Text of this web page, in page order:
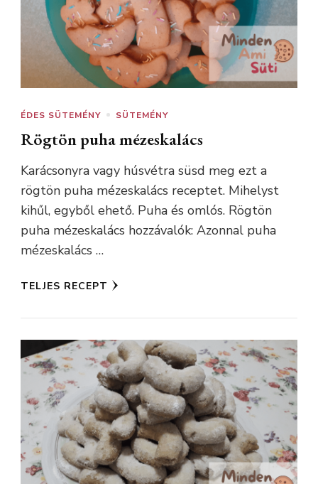
ÉDES SÜTEMÉNY SÜTEMÉNY
Rögtön puha mézeskalács
Karácsonyra vagy húsvétra süsd meg ezt a
rögtön puha mézeskalács receptet. Mihelyst
kihűl, egyből ehető. Puha és omlós. Rögtön
puha mézeskalács hozzávalók: Azonnal puha
mézeskalács …
TELJES RECEPT